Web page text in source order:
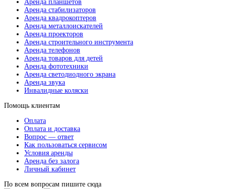
Аренда планшетов
Аренда стабилизаторов
Аренда квадрокоптеров
Аренда металлоискателей
Аренда проекторов
Аренда строительного инструмента
Аренда телефонов
Аренда товаров для детей
Аренда фототехники
Аренда светодиодного экрана
Аренда звука
Инвалидные коляски
Помощь клиентам
Оплата
Оплата и доставка
Вопрос — ответ
Как пользоваться сервисом
Условия аренды
Аренда без залога
Личный кабинет
По всем вопросам пишите сюда